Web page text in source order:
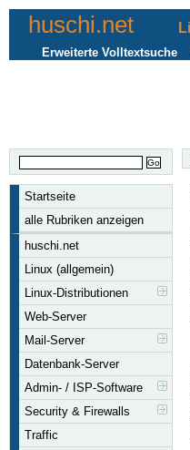
huschi.net
Erweiterte Volltextsuche
Startseite
alle Rubriken anzeigen
huschi.net
Linux (allgemein)
Linux-Distributionen
Web-Server
Mail-Server
Datenbank-Server
Admin- / ISP-Software
Security & Firewalls
Traffic